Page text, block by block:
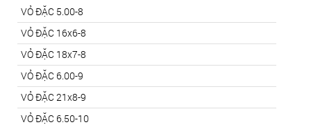
VỎ ĐẶC 5.00-8
VỎ ĐẶC 16x6-8
VỎ ĐẶC 18x7-8
VỎ ĐẶC 6.00-9
VỎ ĐẶC 21x8-9
VỎ ĐẶC 6.50-10